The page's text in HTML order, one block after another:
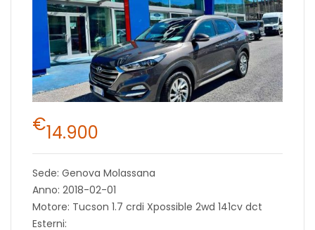
€14.900
Sede: Genova Molassana
Anno: 2018-02-01
Motore: Tucson 1.7 crdi Xpossible 2wd 141cv dct
Esterni: